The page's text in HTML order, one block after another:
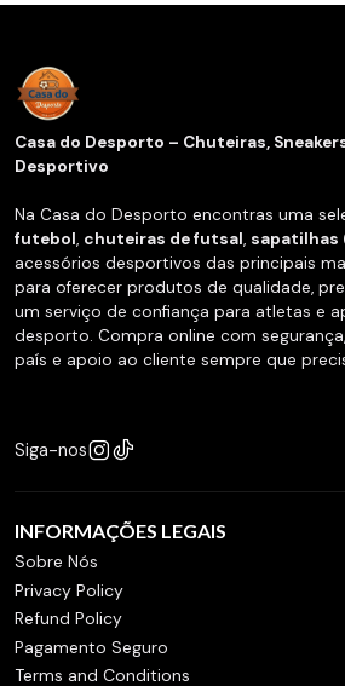
Casa do Desporto – Chuteiras,
Desportivo
Na Casa do Desporto encontras uma
futebol, chuteiras de futsal, sapatilhas
acessórios desportivos das principais
para oferecer produtos de qualidade,
um serviço de confiança para atletas e
desporto. Compra online com
país e apoio ao cliente sempre que
Siga-nos
INFORMAÇÕES LEGAIS
Sobre Nós
Privacy Policy
Refund Policy
Pagamento Seguro
Terms and Conditions